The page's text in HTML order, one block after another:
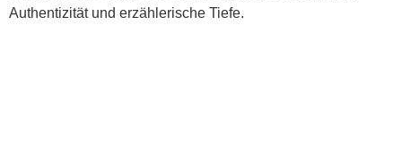
Authentizität und erzählerische Tiefe.